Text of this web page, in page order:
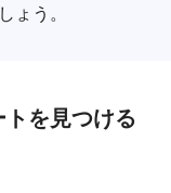
ょう。
を見つける